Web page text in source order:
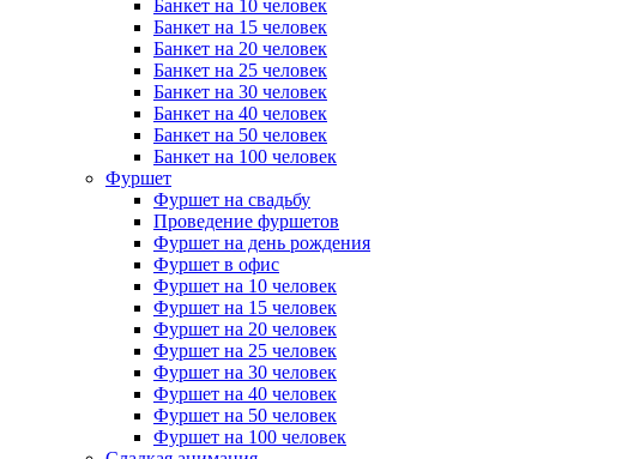
Банкет на 10 человек
Банкет на 15 человек
Банкет на 20 человек
Банкет на 25 человек
Банкет на 30 человек
Банкет на 40 человек
Банкет на 50 человек
Банкет на 100 человек
Фуршет
Фуршет на свадьбу
Проведение фуршетов
Фуршет на день рождения
Фуршет в офис
Фуршет на 10 человек
Фуршет на 15 человек
Фуршет на 20 человек
Фуршет на 25 человек
Фуршет на 30 человек
Фуршет на 40 человек
Фуршет на 50 человек
Фуршет на 100 человек